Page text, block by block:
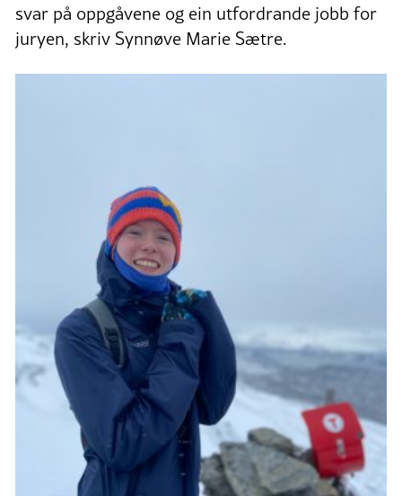
svar på oppgåvene og ein utfordrande jobb for
juryen, skriv Synnøve Marie Sætre.